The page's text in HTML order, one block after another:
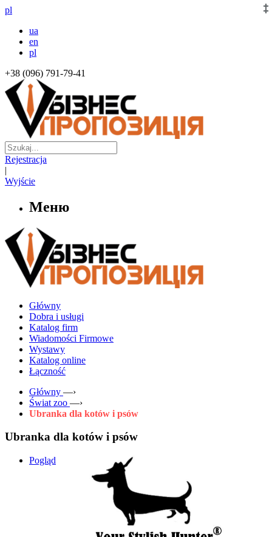
pl
ua
en
pl
+38 (096) 791-79-41
Rejestracja
|
Wyjście
Меню
Główny
Dobra i usługi
Katalog firm
Wiadomości Firmowe
Wystawy
Katalog online
Łączność
Główny —›
Świat zoo —›
Ubranka dla kotów i psów
Ubranka dla kotów i psów
Pogląd